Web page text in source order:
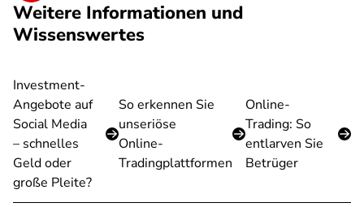
Weitere Informationen und
Wissenswertes
Investment-
Angebote auf
Social Media
– schnelles
Geld oder
große Pleite?
So erkennen Sie
unseriöse
Online-
Tradingplattformen
Online-
Trading: So
entlarven Sie
Betrüger